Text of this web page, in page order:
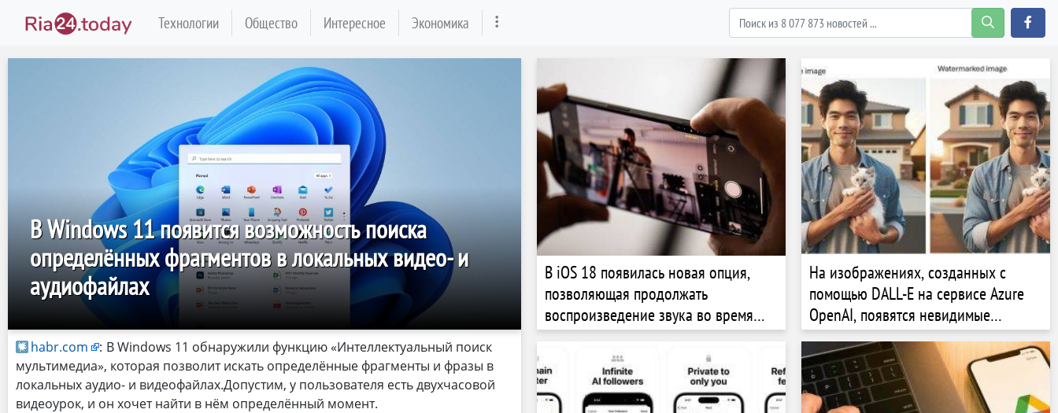
Технологии Общество Интересное Экономика
В Windows 11 появится возможность поиска
определённых фрагментов в локальных видео- и
аудиофайлах
habr.com : В Windows 11 обнаружили функцию «Интеллектуальный поиск
мультимедиа», которая позволит искать определённые фрагменты и фразы в
локальных аудио- и видеофайлах.Допустим, у пользователя есть двухчасовой
видеоурок, и он хочет найти в нём определённый момент.
В iOS 18 появилась новая опция,
позволяющая продолжать
воспроизведение звука во время
записи видео
На изображениях, созданных с
помощью DALL-E на сервисе Azure
OpenAI, появятся невидимые
водяные знаки